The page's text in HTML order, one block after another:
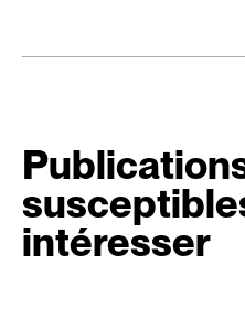
intéresser